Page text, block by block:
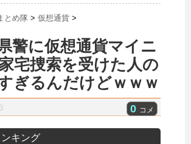
とめ隊 > 仮想通貨 >
警に仮想通貨マイニ
宅捜索を受けた人の
ぎるんだけどｗｗｗ
0 コメ
キング